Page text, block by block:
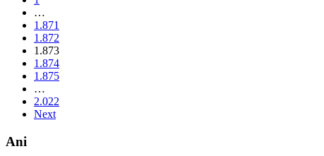
…
1.871
1.872
1.873
1.874
1.875
…
2.022
Next
Ani